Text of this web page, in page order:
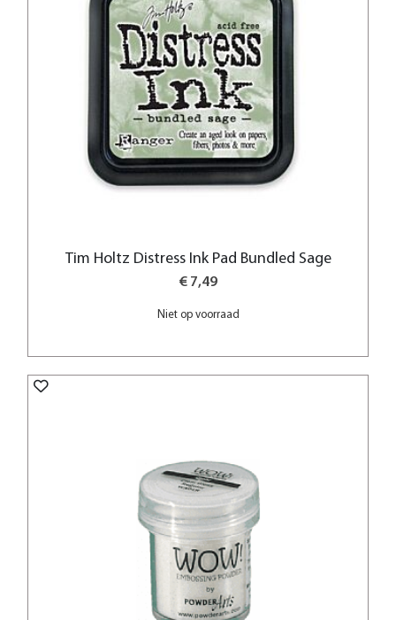
Tim Holtz Distress Ink Pad Bundled Sage
€ 7,49
Niet op voorraad